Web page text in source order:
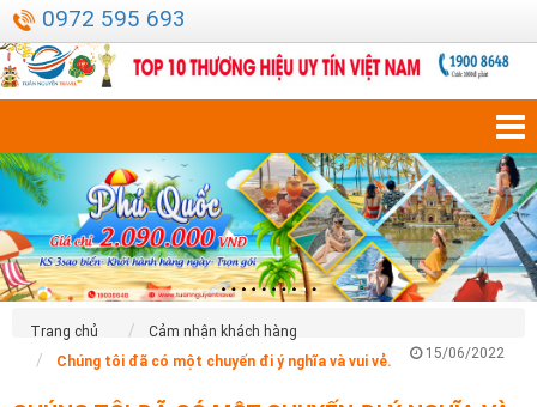
0972 595 693
Trang chủ
Cảm nhận khách hàng
Chúng tôi đã có một chuyến đi ý nghĩa và vui vẻ.
15/06/2022